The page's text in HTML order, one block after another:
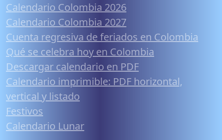
Calendario Colombia 2026
Calendario Colombia 2027
Cuenta regresiva de feriados en Colombia
Qué se celebra hoy en Colombia
Descargar calendario en PDF
Calendario imprimible: PDF horizontal,
vertical y listado
Festivos
Calendario Lunar